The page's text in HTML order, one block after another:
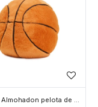
Peluche Almohadon pelota de basquet - Naranja